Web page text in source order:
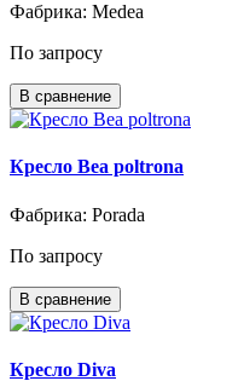
Фабрика: Medea
По запросу
В сравнение
Кресло Bea poltrona
Фабрика: Porada
По запросу
В сравнение
Кресло Diva